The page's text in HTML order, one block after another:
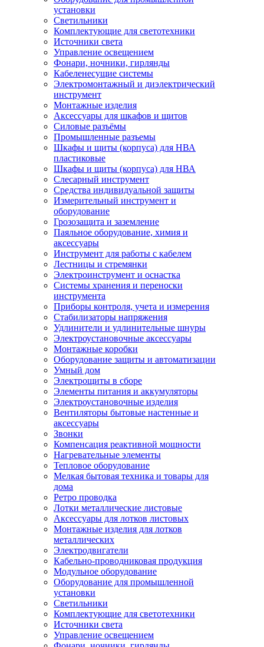
установки
Светильники
Комплектующие для светотехники
Источники света
Управление освещением
Фонари, ночники, гирлянды
Кабеленесущие системы
Электромонтажный и диэлектрический
инструмент
Монтажные изделия
Аксессуары для шкафов и щитов
Силовые разъёмы
Промышленные разъемы
Шкафы и щиты (корпуса) для НВА
пластиковые
Шкафы и щиты (корпуса) для НВА
Слесарный инструмент
Средства индивидуальной защиты
Измерительный инструмент и
оборудование
Грозозащита и заземление
Паяльное оборудование, химия и
аксессуары
Инструмент для работы с кабелем
Лестницы и стремянки
Электроинструмент и оснастка
Системы хранения и переноски
инструмента
Приборы контроля, учета и измерения
Стабилизаторы напряжения
Удлинители и удлинительные шнуры
Электроустановочные аксессуары
Монтажные коробки
Оборудование защиты и автоматизации
Умный дом
Электрощиты в сборе
Элементы питания и аккумуляторы
Электроустановочные изделия
Вентиляторы бытовые настенные и
аксессуары
Звонки
Компенсация реактивной мощности
Нагревательные элементы
Тепловое оборудование
Мелкая бытовая техника и товары для
дома
Ретро проводка
Лотки металлические листовые
Аксессуары для лотков листовых
Монтажные изделия для лотков
металлических
Электродвигатели
Кабельно-проводниковая продукция
Модульное оборудование
Оборудование для промышленной
установки
Светильники
Комплектующие для светотехники
Источники света
Управление освещением